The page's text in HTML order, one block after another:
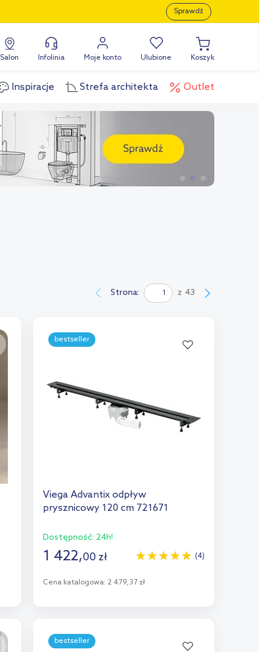
Sprawdź
Salon Infolinia Moje konto Ulubione Koszyk
Inspiracje Strefa architekta Outlet
Strona: z 43
bestseller
Viega Advantix odpływ
prysznicowy 120 cm 721671
Dostępność: 24h!
1 422,00 zł
Cena katalogowa: 2 479,37 zł
(4)
Dodaj do porównania
bestseller